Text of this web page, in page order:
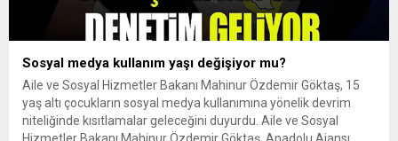
Sosyal medya kullanım yaşı değişiyor mu?
Aile ve Sosyal Hizmetler Bakanı Mahinur Özdemir Göktaş, 15
yaş altı çocukların sosyal medya kullanımına yönelik devrim
niteliğinde kısıtlamalar geleceğini duyurdu. Aile ve Sosyal
Hizmetler Bakanı Mahinur Özdemir Göktaş, Anadolu Ajansı